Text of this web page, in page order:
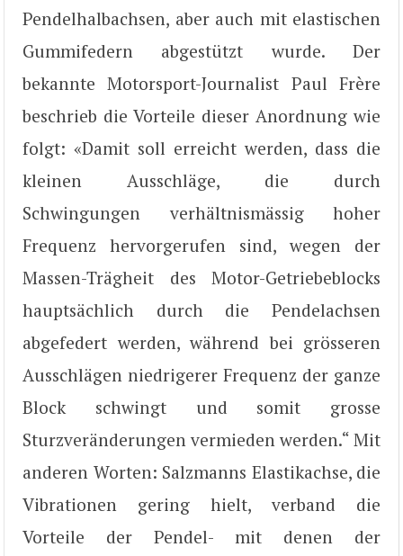
Pendelhalbachsen, aber auch mit elastischen
Gummifedern abgestützt wurde. Der
bekannte Motorsport-Journalist Paul Frère
beschrieb die Vorteile dieser Anordnung wie
folgt: «Damit soll erreicht werden, dass die
kleinen Ausschläge, die durch
Schwingungen verhältnismässig hoher
Frequenz hervorgerufen sind, wegen der
Massen-Trägheit des Motor-Getriebeblocks
hauptsächlich durch die Pendelachsen
abgefedert werden, während bei grösseren
Ausschlägen niedrigerer Frequenz der ganze
Block schwingt und somit grosse
Sturzveränderungen vermieden werden.“ Mit
anderen Worten: Salzmanns Elastikachse, die
Vibrationen gering hielt, verband die
Vorteile der Pendel- mit denen der